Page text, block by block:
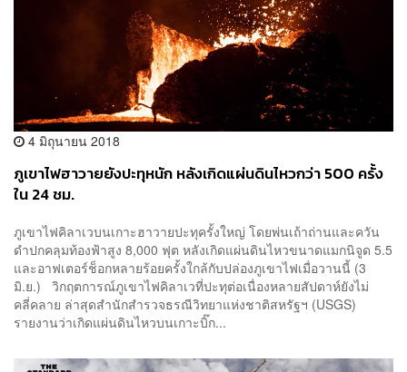
4 มิถุนายน 2018
ภูเขาไฟฮาวายยังปะทุหนัก หลังเกิดแผ่นดินไหวกว่า 500 ครั้ง
ใน 24 ชม.
ภูเขาไฟคิลาเวบนเกาะฮาวายปะทุครั้งใหญ่ โดยพ่นเถ้าถ่านและควัน
ดำปกคลุมท้องฟ้าสูง 8,000 ฟุต หลังเกิดแผ่นดินไหวขนาดแมกนิจูด 5.5
และอาฟเตอร์ช็อกหลายร้อยครั้งใกล้กับปล่องภูเขาไฟเมื่อวานนี้ (3
มิ.ย.) วิกฤตการณ์ภูเขาไฟคิลาเวที่ปะทุต่อเนื่องหลายสัปดาห์ยังไม่
คลี่คลาย ล่าสุดสำนักสำรวจธรณีวิทยาแห่งชาติสหรัฐฯ (USGS)
รายงานว่าเกิดแผ่นดินไหวบนเกาะบิ๊ก...